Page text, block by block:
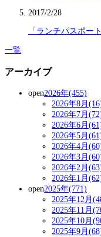
2017/2/28
「ランチパスポー
一覧
アーカイブ
open2026年(455)
2026年8月
2026年7月
2026年6月
2026年5月
2026年4月
2026年3月
2026年2月
2026年1月
open2025年(771)
2025年12月
2025年11月
2025年10月
2025年9月